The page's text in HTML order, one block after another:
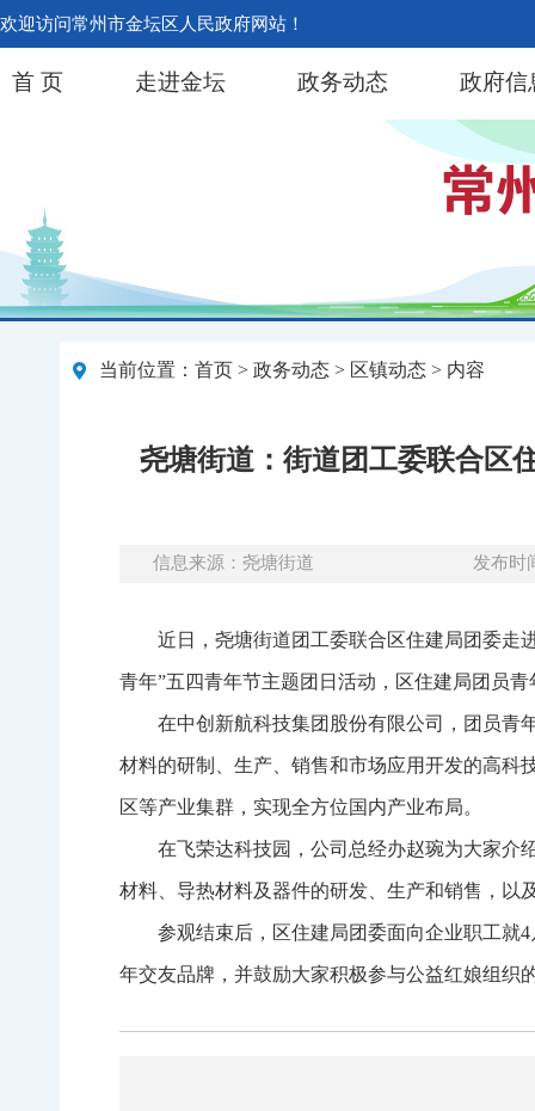
欢迎访问常州市金坛区人民政府网站！
首 页 走进金坛 政务动态 政府信
当前位置： 首页 > 政务动态 > 区镇动态 > 内容
尧塘街道：街道团工委联合区
信息来源：尧塘街道 发布时
近日，尧塘街道团工委联合区住建局团委走
青年”五四青年节主题团日活动，区住建局团员
在中创新航科技集团股份有限公司，团员青
材料的研制、生产、销售和市场应用开发的高科
区等产业集群，实现全方位国内产业布局。
在飞荣达科技园，公司总经办赵琬为大家介
材料、导热材料及器件的研发、生产和销售，以
参观结束后，区住建局团委面向企业职工就
年交友品牌，并鼓励大家积极参与公益红娘组织